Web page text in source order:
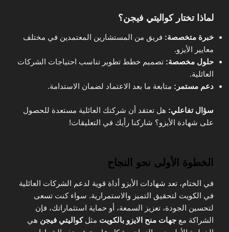
لماذا تختار كواليتي فيجن؟
خبرة متخصصة: فريق من المستشارين المعتمدين في مختلف
معايير الأيزو.
حلول مخصصة: تصميم خطط تطوير تناسب احتياجات الشركات
العائلية.
دعم مستمر: متابعة ما بعد الاعتماد لضمان الاستدامة.
سؤال تفاعلي: هل تعتقد أن شركتك العائلية مستعدة للحصول
على شهادة الأيزو؟ شاركنا رأيك في التعليقات!
الخطوة الأولى نحو النجاح
في الختام، تعد شهادات الأيزو أداة قوية لدعم الشركات العائلية
في الكويت لتحقيق التميز والاستمرارية. سواء كنت تسعى
لتحسين الجودة، تعزيز السمعة، أو حماية استثماراتك، فإن
الشراكة مع جهات منح الايزو بالكويت مثلكواليتي فيجن هي